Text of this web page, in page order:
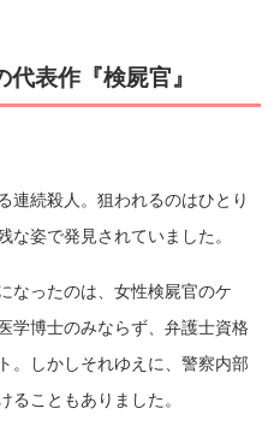
表作『検屍官』
連続殺人。狙われるのはひとり
姿で発見されていました。
なったのは、女性検屍官のケ
学博士のみならず、弁護士資格
。しかしそれゆえに、警察内部
ることもありました。